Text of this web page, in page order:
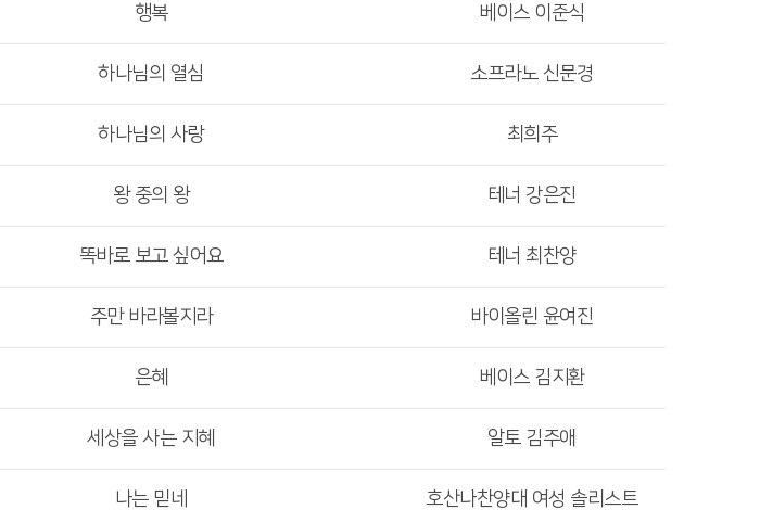
행복 베이스 이준식
하나님의 열심 소프라노 신문경
하나님의 사랑 최희주
왕 중의 왕 테너 강은진
똑바로 보고 싶어요 테너 최찬양
주만 바라볼지라 바이올린 윤여진
은혜 베이스 김지환
세상을 사는 지혜 알토 김주애
나는 믿네 호산나찬양대 여성 솔리스트